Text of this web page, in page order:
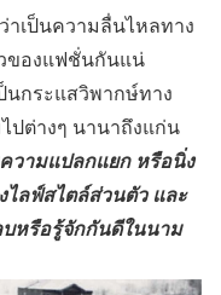
เป็นความลื่นไหลทาง
ของแฟชั่นกันแน่
นกระแสวิพากษ์ทาง
ปต่างๆ นานาถึงแก่น
วามแปลกแยก หรือนิ่ง
ไลฟ์สไตล์ส่วนตัว และ
หรือรู้จักกันดีในนาม